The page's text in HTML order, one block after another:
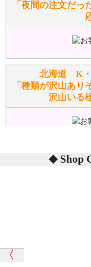
シュタイフのぬい
るみのお手入れ方法を
詳しくはこちら を
ぬいぐるみの耳に
味などがありますか？
詳しくはこちらをご
体をねかせたりお
「夜間の注文だ
北海道 K
「種類が沢山あ
沢山いる
東京都
「対応はどちらも
「商品説明が細や
Shop